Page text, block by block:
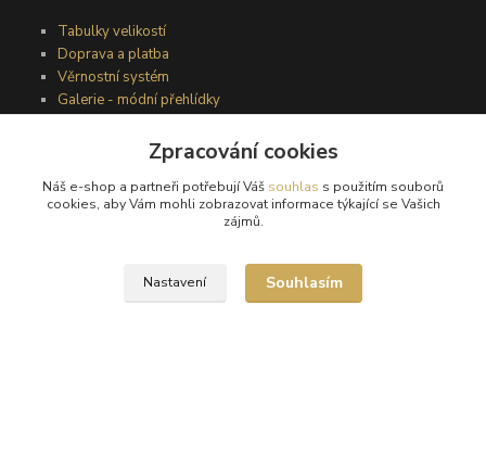
Tabulky velikostí
Doprava a platba
Věrnostní systém
Galerie - módní přehlídky
Podmínky užití webového rozhraní
Obchodní podmínky
Zpracování cookies
Náš e-shop a partneři potřebují Váš souhlas s použitím souborů
cookies, aby Vám mohli zobrazovat informace týkající se Vašich
zájmů.
Nastavení Souhlasím